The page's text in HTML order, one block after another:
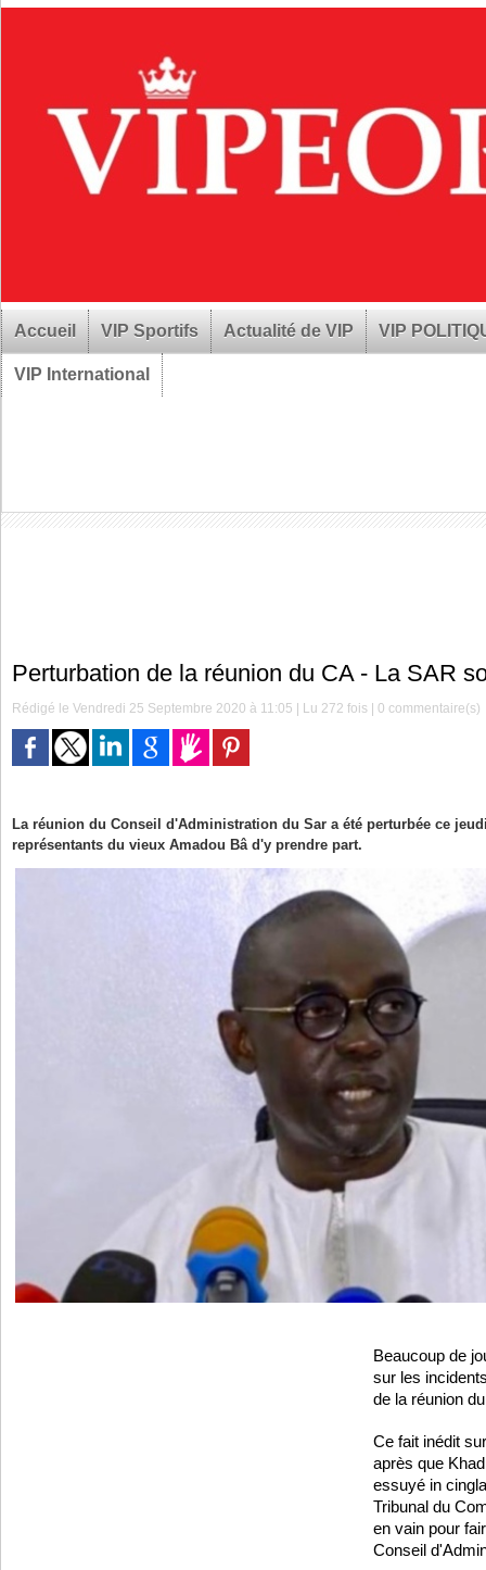
Accueil VIP Sportifs Actualité de VIP VIP
VIP International
Perturbation de la réunion du CA - La SAR
Rédigé le Vendredi 25 Septembre 2020 à 11:05 | Lu 272 fois |0 commentaire(s)
La réunion du Conseil d'Administration du Sar a été perturbée ce
représentants du vieux Amadou Bâ d'y prendre part.
Beaucoup de
sur les
de la réunion
Ce fait inédit
après que
essuyé in
Tribunal du
en vain pour
Conseil